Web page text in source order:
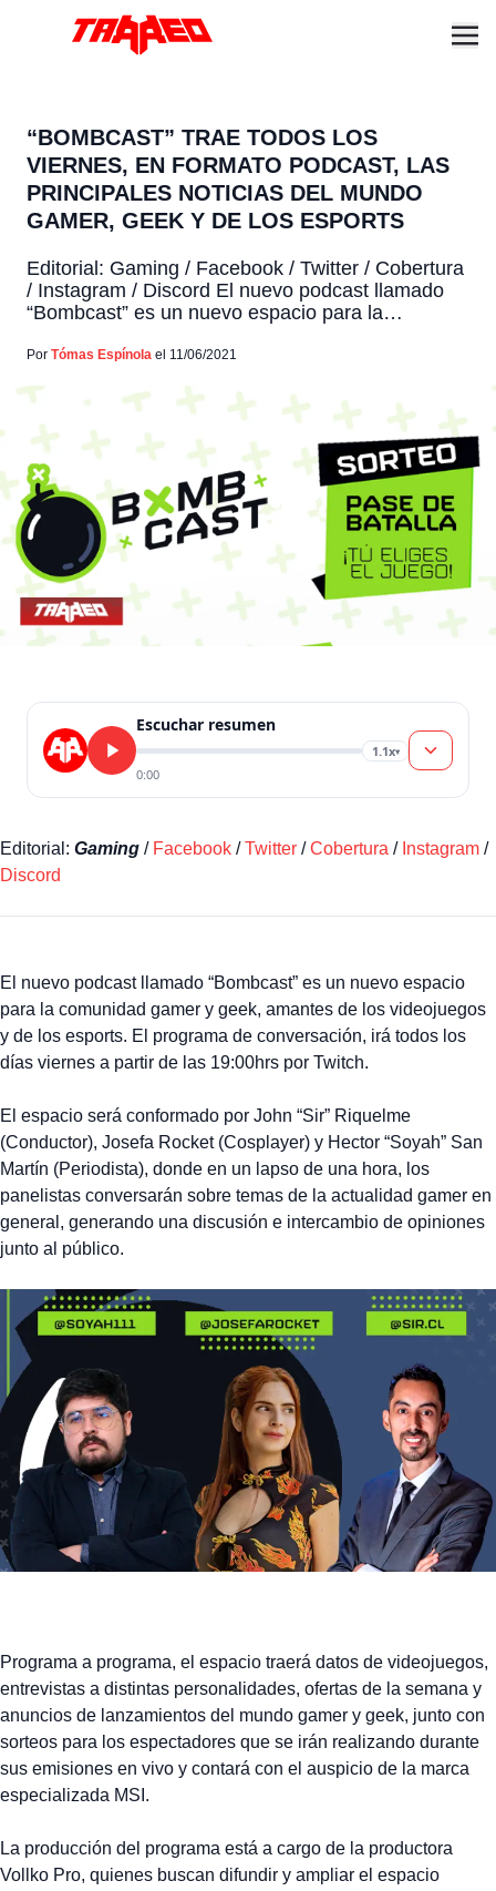
“BOMBCAST” TRAE TODOS LOS
VIERNES, EN FORMATO PODCAST, LAS
PRINCIPALES NOTICIAS DEL MUNDO
GAMER, GEEK Y DE LOS ESPORTS
Editorial: Gaming / Facebook / Twitter / Cobertura
/ Instagram / Discord El nuevo podcast llamado
“Bombcast” es un nuevo espacio para la
videojuegos y de los esports. El programa de
de las 19:00hrs por Twitch. El espacio será
conformado […]
Por Tómas Espínola el 11/06/2021
Escuchar resumen
1.1x▾
0:00
Editorial: Gaming / Facebook /Twitter /Cobertura / Instagram /
Discord
El nuevo podcast llamado “Bombcast” es un nuevo espacio
para la comunidad gamer y geek, amantes de los videojuegos
y de los esports. El programa de conversación, irá todos los
días viernes a partir de las 19:00hrs por Twitch.
El espacio será conformado por John “Sir” Riquelme
(Conductor), Josefa Rocket (Cosplayer) y Hector “Soyah” San
Martín (Periodista), donde en un lapso de una hora, los
panelistas conversarán sobre temas de la actualidad gamer en
general, generando una discusión e intercambio de opiniones
junto al público.
Programa a programa, el espacio traerá datos de videojuegos,
entrevistas a distintas personalidades, ofertas de la semana y
anuncios de lanzamientos del mundo gamer y geek, junto con
sorteos para los espectadores que se irán realizando durante
sus emisiones en vivo y contará con el auspicio de la marca
especializada MSI.
La producción del programa está a cargo de la productora
Vollko Pro, quienes buscan difundir y ampliar el espacio